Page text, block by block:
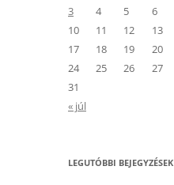
3
4 5 6
10
11 12 13
17
18 19 20
24
25 26 27
31
« júl
LEGUTÓBBI BEJEGYZÉSEK